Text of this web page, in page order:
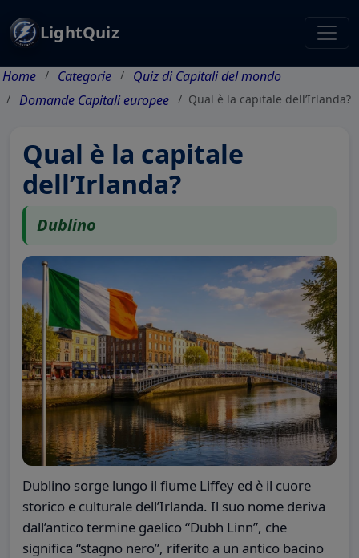
LightQuiz
Home Categorie
Quiz di Capitali del mondo
Domande Capitali europee
Qual è la capitale dell’Irlanda?
Qual è la capitale
dell’Irlanda?
Dublino
Dublino sorge lungo il fiume Liffey ed è il cuore
storico e culturale dell’Irlanda. Il suo nome deriva
dall’antico termine gaelico “Dubh Linn”, che
significa “stagno nero”, riferito a un antico bacino